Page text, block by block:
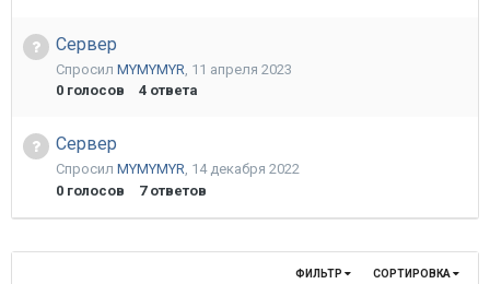
Сервер
Спросил MYMYMYR 11 апреля 2023
0 голосов 4 ответа
Сервер
Спросил MYMYMYR, 14 декабря 2022
0 голосов 7 ответов
СОРТИРОВКА
ФИЛЬТР